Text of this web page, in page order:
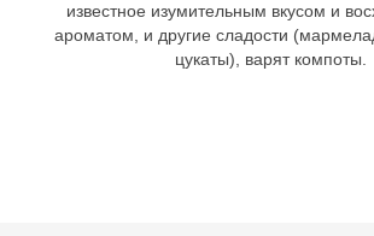
известное изумительным вкусом и
ароматом, и другие сладости
цукаты), варят компоты.